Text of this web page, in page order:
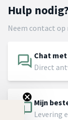
Hulp nodig?
Neem contact
Chat
Direct
Mijn
Levering